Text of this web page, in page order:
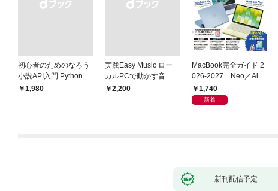
初心者のためのなろう
小説API入門 Pythonで
作るデータ活用法
￥1,980
実践Easy Music ロー
カルPCで動かす音楽
生成AI完全ガイド
￥2,200
MacBook完全ガイド 2
026-2027 Neo／Air
／Pro対応
1,740
新着
新刊配信予定